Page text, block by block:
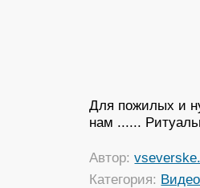
Для пожилых и
нам ......
Автор:
Категория: Видео